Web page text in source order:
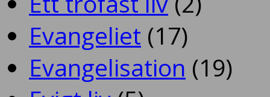
Evangeliet (17)
Evangelisation (19)